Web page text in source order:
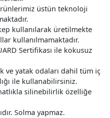
üstün teknoloji
kullanılarak üretilmekte
kullanılmamaktadır.
Sertifikası ile kokusuz
ve yatak odaları dahil tüm iç
ile kullanabilirsiniz.
silinebilirlik özelliğe
Solma yapmaz.